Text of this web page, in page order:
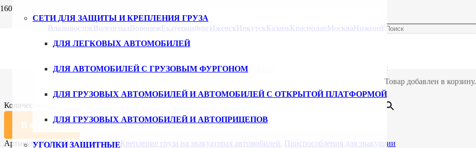
ВладивостокВолгоградВоронежЕкатеринбургИжевскИркутскКазаньКраснодарМоскваНижний
НовгородНовосибирскОмск ПермьРостов-на-ДонуСамара ×
СЕТИ ДЛЯ ЗАЩИТЫ И КРЕПЛЕНИЯ ГРУЗА
ДЛЯ ЛЕГКОВЫХ АВТОМОБИЛЕЙ
ДЛЯ АВТОМОБИЛЕЙ С ГРУЗОВЫМ ФУРГОНОМ
ДЛЯ ГРУЗОВЫХ АВТОМОБИЛЕЙ И АВТОМОБИЛЕЙ С ОТКРЫТОЙ ПЛАТФОРМОЙ
ДЛЯ ГРУЗОВЫХ АВТОМОБИЛЕЙ И АВТОПРИЦЕПОВ
УГОЛКИ ЗАЩИТНЫЕ
Товар добавлен в корзину.
Главная /Каталог/Приспособления для эвакуации/ Косточка для эвакуаторов
Косточка для эвакуаторов
Очистить
Количество товара Косточка для эвакуаторов
В корзину
Артикул:50.20.0.340 Категории:Крепление груза на эвакуаторах автомобилей, Приспособления для эвакуации